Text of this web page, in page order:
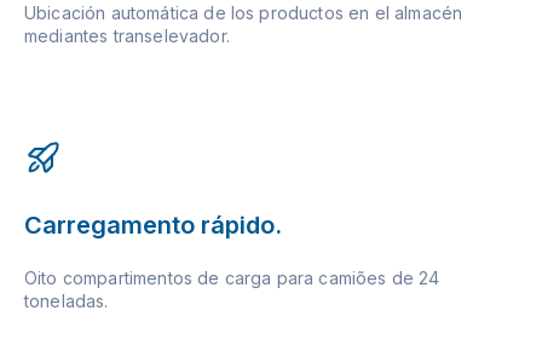
Ubicación automática de los productos en el almacén
mediantes transelevador.
Carregamento rápido.
Oito compartimentos de carga para camiões de 24
toneladas.